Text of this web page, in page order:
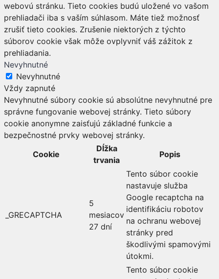
webovú stránku. Tieto cookies budú uložené vo vašom
prehliadači iba s vaším súhlasom. Máte tiež možnosť
zrušiť tieto cookies. Zrušenie niektorých z týchto
súborov cookie však môže ovplyvniť váš zážitok z
prehliadania.
Nevyhnutné
Nevyhnutné
Vždy zapnuté
Nevyhnutné súbory cookie sú absolútne nevyhnutné pre
správne fungovanie webovej stránky. Tieto súbory
cookie anonymne zaisťujú základné funkcie a
bezpečnostné prvky webovej stránky.
Cookie
Dĺžka
trvania
Popis
_GRECAPTCHA
5
mesiacov
27 dní
Tento súbor cookie
nastavuje služba
Google recaptcha na
identifikáciu robotov
na ochranu webovej
stránky pred
škodlivými spamovými
útokmi.
Tento súbor cookie